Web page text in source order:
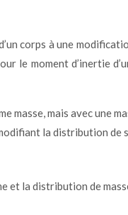
corps à une
le moment d’inertie
masse, mais avec une
la distribution de
et la distribution de